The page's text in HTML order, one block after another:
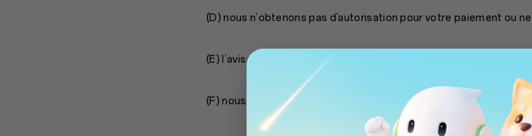
(D) nous n’obtenons pas d'autorisation pour votre paiement ou
(E) l’avis de crédit obtenue à votre sujet ne répond pas à nos
(F) nous avons des raisons de soupçonner une fraude.